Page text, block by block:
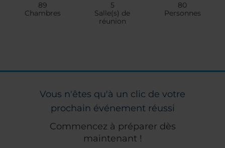
89
Chambres
5
Salle(s) de
réunion
80
Personnes
Vous n'êtes qu'à un clic de votre
prochain événement réussi
Commencez à préparer dès
maintenant !